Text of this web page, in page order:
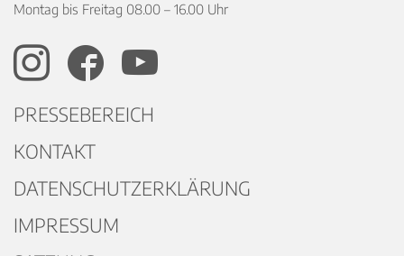
Montag bis Freitag 08.00 – 16.00 Uhr
PRESSEBEREICH
KONTAKT
DATENSCHUTZERKLÄRUNG
IMPRESSUM